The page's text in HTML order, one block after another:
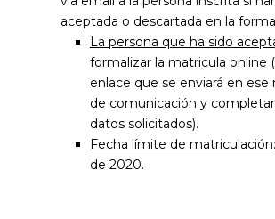
aceptada o descartada en la
La persona que ha sido
formalizar la matricula online
enlace que se enviará en
de comunicación y
datos solicitados).
Fecha límite de matriculación
de 2020.